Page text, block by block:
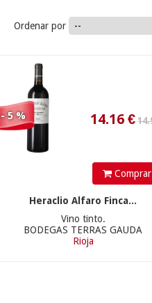
Ordenar por
- 5 %
Comprar
Heraclio Alfaro Finca...
Vino tinto.
BODEGAS TERRAS GAUDA
Rioja